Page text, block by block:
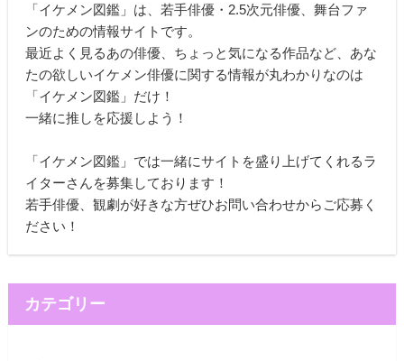
「イケメン図鑑」は、若手俳優・2.5次元俳優、舞台ファ
ンのための情報サイトです。
最近よく見るあの俳優、ちょっと気になる作品など、あな
たの欲しいイケメン俳優に関する情報が丸わかりなのは
「イケメン図鑑」だけ！
一緒に推しを応援しよう！
「イケメン図鑑」では一緒にサイトを盛り上げてくれるラ
イターさんを募集しております！
若手俳優、観劇が好きな方ぜひお問い合わせからご応募く
ださい！
カテゴリー